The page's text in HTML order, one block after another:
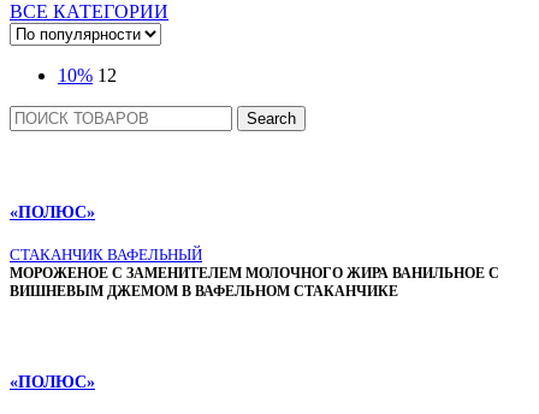
ВСЕ КАТЕГОРИИ
10% 12
Search
«ПОЛЮС»
СТАКАНЧИК ВАФЕЛЬНЫЙ
МОРОЖЕНОЕ С ЗАМЕНИТЕЛЕМ МОЛОЧНОГО ЖИРА ВАНИЛЬНОЕ С
ВИШНЕВЫМ ДЖЕМОМ В ВАФЕЛЬНОМ СТАКАНЧИКЕ
«ПОЛЮС»